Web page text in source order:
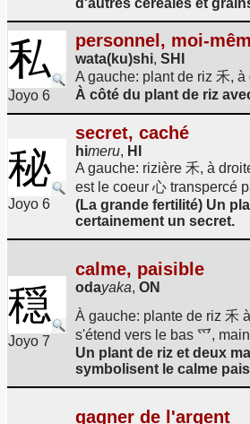
d'autres céréales et
私
Joyo 6
personnel, moi-
wata(ku)shi, SHI
A gauche: plant de riz 禾, à
À côté du plant de riz
秘
Joyo 6
secret, caché
himeru, HI
A gauche: rizière 禾, à
est le coeur 心 transpercé
(La grande fertilité) Un
certainement un secret.
穏
Joyo 7
calme, paisible
odayaka, ON
À gauche: plante de riz 禾
s'étend vers le bas 爫,
Un plant de riz et deux
symbolisent le calme
gagner de l'argent